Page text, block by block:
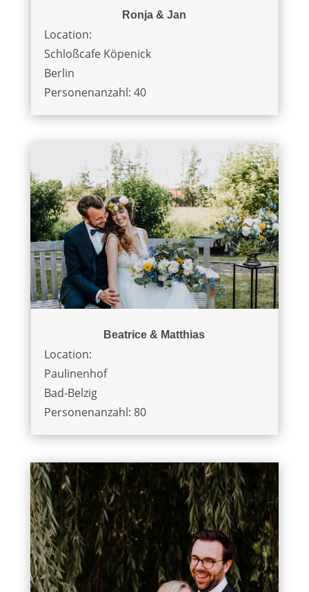
Ronja & Jan
Location:
Schloßcafe Köpenick
Berlin
Personenanzahl: 40
Beatrice & Matthias
Location:
Paulinenhof
Bad-Belzig
Personenanzahl: 80